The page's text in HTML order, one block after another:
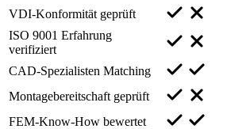
VDI-Konformität geprüft
ISO 9001 Erfahrung
verifiziert
CAD-Spezialisten Matching
Montagebereitschaft geprüft
FEM-Know-How bewertet